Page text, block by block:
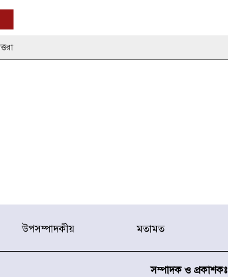
উপসম্পাদকীয় মতামত
সম্পাদক ও প্রকাশকঃ